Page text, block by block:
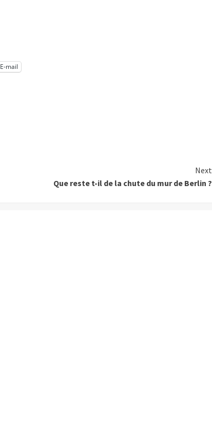
E-mail
Next
Que reste t-il de la chute du mur de Berlin ?